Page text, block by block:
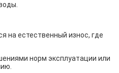
на естественный износ, где
норм эксплуатации или